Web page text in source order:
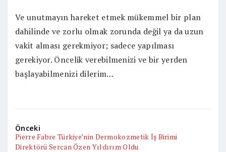
Ve unutmayın hareket etmek mükemmel bir plan
dahilinde ve zorlu olmak zorunda değil ya da uzun
vakit alması gerekmiyor; sadece yapılması
gerekiyor. Öncelik verebilmenizi ve bir yerden
başlayabilmenizi dilerim…
Önceki
Pierre Fabre Türkiye’nin Dermokozmetik İş Birimi
Direktörü Sercan Özen Yıldırım Oldu